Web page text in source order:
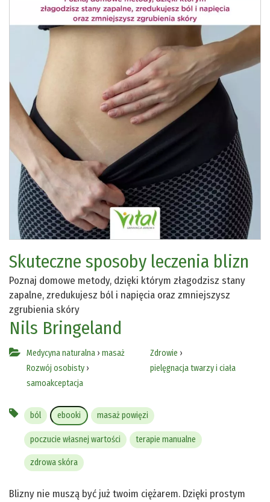
Skuteczne sposoby leczenia blizn
Poznaj domowe metody, dzięki którym złagodzisz stany
zapalne, zredukujesz ból i napięcia oraz zmniejszysz
zgrubienia skóry
Nils Bringeland
Medycyna naturalna › masaż
Rozwój osobisty ›
samoakceptacja
Zdrowie ›
pielęgnacja twarzy i ciała
ból ebooki masaż powięzi
poczucie własnej wartości terapie manualne
zdrowa skóra
Blizny nie muszą być już twoim ciężarem. Dzięki prostym